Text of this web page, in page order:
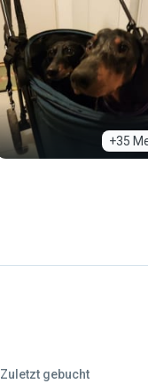
+35
Zuletzt gebucht